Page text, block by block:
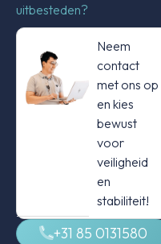
uitbesteden?
Neem
contact
met ons op
en kies
bewust
voor
veiligheid
en
stabiliteit!
+31 85 0131580